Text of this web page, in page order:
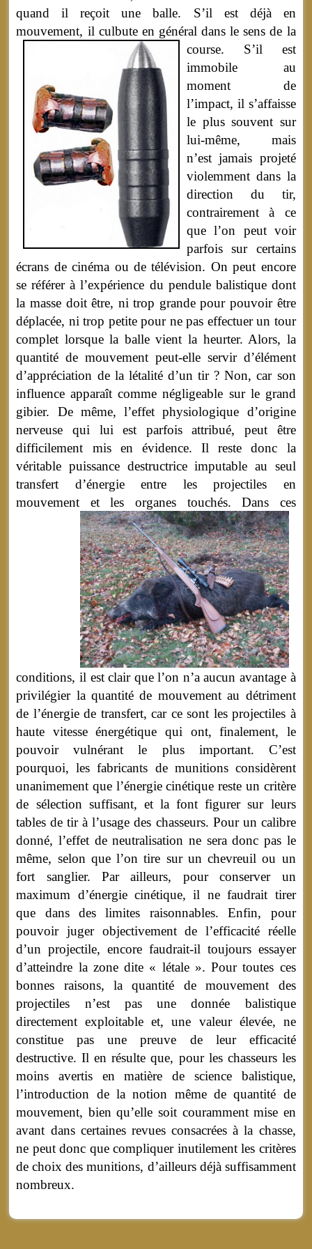
quand il reçoit une balle. S’il est déjà en
mouvement, il culbute en général dans le sens de la
course. S’il est
immobile au
moment de
l’impact, il s’affaisse
le plus souvent sur
lui-même, mais
n’est jamais projeté
violemment dans la
direction du tir,
contrairement à ce
que l’on peut voir
parfois sur certains
écrans de cinéma ou de télévision. On peut encore
se référer à l’expérience du pendule balistique dont
la masse doit être, ni trop grande pour pouvoir être
déplacée, ni trop petite pour ne pas effectuer un tour
complet lorsque la balle vient la heurter. Alors, la
quantité de mouvement peut-elle servir d’élément
d’appréciation de la létalité d’un tir ? Non, car son
influence apparaît comme négligeable sur le grand
gibier. De même, l’effet physiologique d’origine
nerveuse qui lui est parfois attribué, peut être
difficilement mis en évidence. Il reste donc la
véritable puissance destructrice imputable au seul
transfert d’énergie entre les projectiles en
mouvement et les organes touchés.Dans ces
conditions, il est clair que l’on n’a aucun avantage à
privilégier la quantité de mouvement au détriment
de l’énergie de transfert, car ce sont les projectiles à
haute vitesse énergétique qui ont, finalement, le
pouvoir vulnérant le plus important. C’est
pourquoi, les fabricants de munitions considèrent
unanimement que l’énergie cinétique reste un critère
de sélection suffisant, et la font figurer sur leurs
tables de tir à l’usage des chasseurs. Pour un calibre
donné, l’effet de neutralisation ne sera donc pas le
même, selon que l’on tire sur un chevreuil ou un
fort sanglier. Par ailleurs, pour conserver un
maximum d’énergie cinétique, il ne faudrait tirer
que dans des limites raisonnables. Enfin, pour
pouvoir juger objectivement de l’efficacité réelle
d’un projectile, encore faudrait-il toujours essayer
d’atteindre la zone dite « létale ». Pour toutes ces
bonnes raisons, la quantité de mouvement des
projectiles n’est pas une donnée balistique
directement exploitable et, une valeur élevée, ne
constitue pas une preuve de leur efficacité
destructive. Il en résulte que, pour les chasseurs les
moins avertis en matière de science balistique,
l’introduction de la notion même de quantité de
mouvement, bien qu’elle soit couramment mise en
avant dans certaines revues consacrées à la chasse,
ne peut donc que compliquer inutilement les critères
de choix des munitions, d’ailleurs déjà suffisamment
nombreux.